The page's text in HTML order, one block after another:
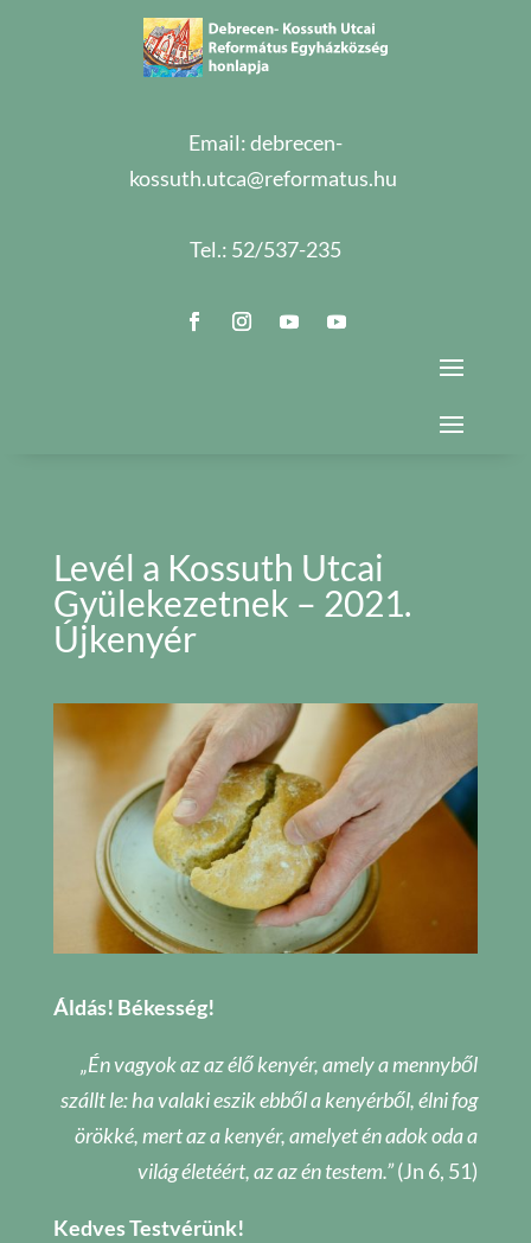
Email:debrecen-
kossuth.utca@reformatus.hu
Tel.: 52/537-235
Levél a Kossuth Utcai
Gyülekezetnek – 2021.
Újkenyér
Áldás! Békesség!
„Én vagyok az az élő kenyér, amely a mennyből
szállt le: ha valaki eszik ebből a kenyérből, élni fog
örökké, mert az a kenyér, amelyet én adok oda a
világ életéért, az az én testem.”(Jn 6, 51)
Kedves Testvérünk!